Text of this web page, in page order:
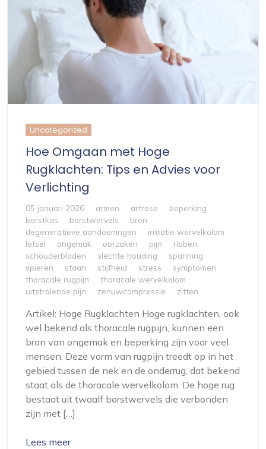
Uncategorized
Hoe Omgaan met Hoge
Rugklachten: Tips en Advies voor
Verlichting
05 januari 2026 armen artrose
beperking
borstkas
borstwervels
bron
degeneratieve aandoeningen
irritatie wervelkolom
letsel
ongemak oorzaken pijn
ribben
schouderbladen
slechte houding
spanning
spieren
staan stijfheid stress
symptomen
thoracale rugpijn
thoracale wervelkolom
uitstralende pijn
zenuwcompressie zitten
Artikel: Hoge Rugklachten Hoge rugklachten, ook
wel bekend als thoracale rugpijn, kunnen een
bron van ongemak en beperking zijn voor veel
mensen. Deze vorm van rugpijn treedt op in het
gebied tussen de nek en de onderrug, dat bekend
staat als de thoracale wervelkolom. De hoge rug
bestaat uit twaalf borstwervels die verbonden
zijn met […]
Lees meer